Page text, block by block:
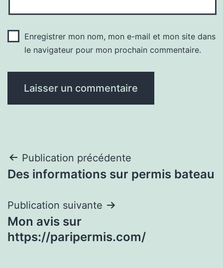
Enregistrer mon nom, mon e-mail et mon site dans
le navigateur pour mon prochain commentaire.
Navigation
de
l’article
Publication précédente
Des informations sur permis bateau
Publication suivante
Mon avis sur
https://paripermis.com/